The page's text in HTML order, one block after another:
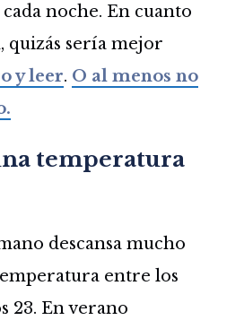
noche. En cuanto
quizás sería mejor
y leer. O al menos no
temperatura
descansa mucho
entre los
23. En verano